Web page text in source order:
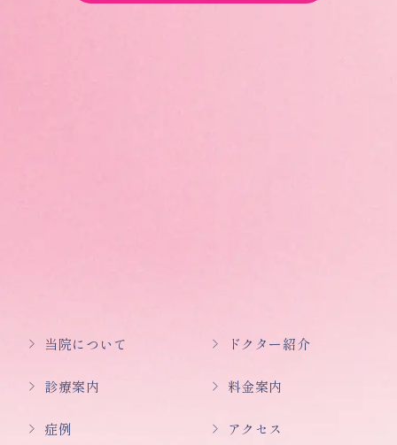
当院について ドクター紹介
診療案内 料金案内
症例 アクセス